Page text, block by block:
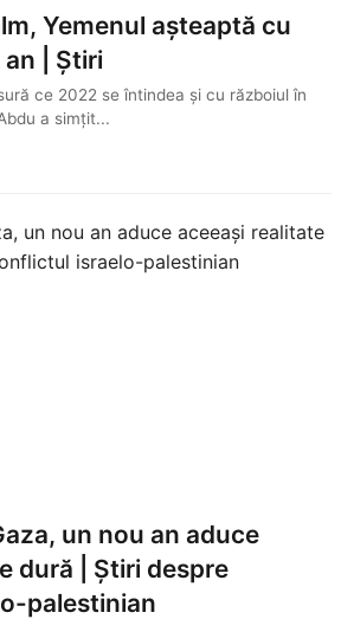
Yemenul așteaptă cu
| Știri
ce 2022 se întindea și cu războiul în
a simțit...
un nou an aduce
dură | Știri despre
palestinian